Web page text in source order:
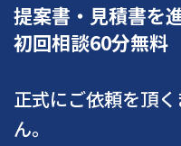
提案書・見積書を
初回相談60分無料
正式にご依頼を頂
ん。